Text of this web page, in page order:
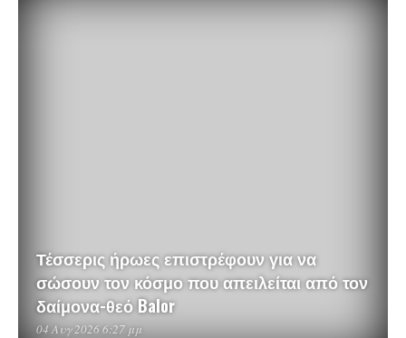
Τέσσερις ήρωες επιστρέφουν για να
σώσουν τον κόσμο που απειλείται από τον
δαίμονα-θεό Balor
04 Αυγ 2026 6:27 μμ